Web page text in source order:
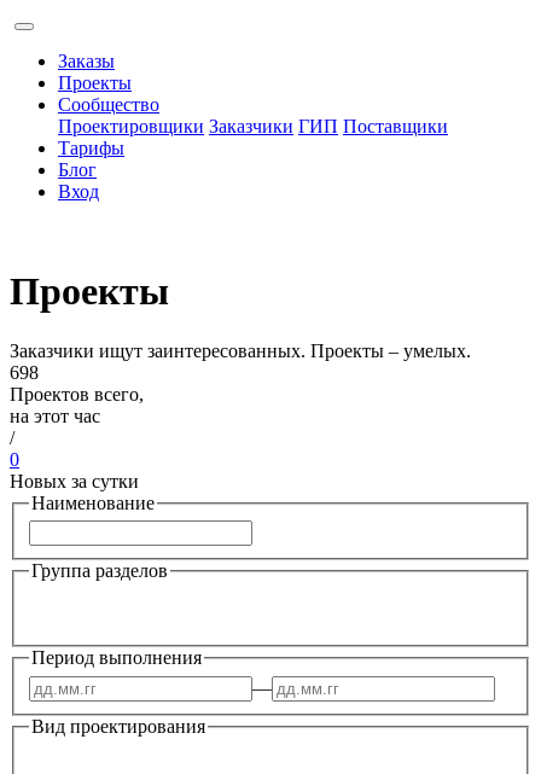
Заказы
Проекты
Сообщество
Проектировщики Заказчики ГИП Поставщики
Тарифы
Блог
Вход
Проекты
Заказчики ищут заинтересованных. Проекты – умелых.
698
Проектов всего,
на этот час
/
0
Новых за сутки
Наименование
Группа разделов
—
Период выполнения
Вид проектирования